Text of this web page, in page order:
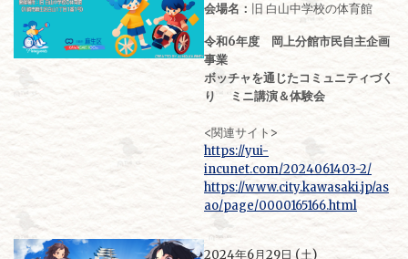
会場名： 旧 白山中学校の体育館
令和6年度 岡上分館市民自主企画
事業
ボッチャを通じたコミュニティづく
り ミニ講演＆体験会
<関連サイト>
https://yui-
incunet.com/2024061403-2/
https://www.city.kawasaki.jp/as
ao/page/0000165166.html
2024年6月29日 (土)